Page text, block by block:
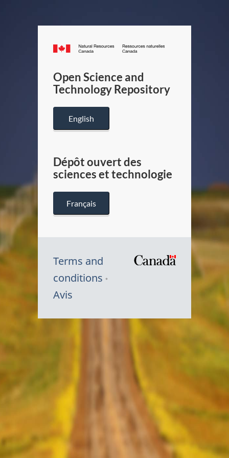
Canada.ca
/
Canada
Open Science and
Technology Repository
English
Dépôt ouvert des
sciences et technologie
Français
Terms and
conditions
Avis
Symbole
Canada